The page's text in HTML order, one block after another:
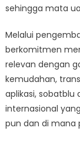
sehingga mata
Melalui
berkomitmen
relevan dengan
kemudahan,
aplikasi,
internasional
pun dan di mana